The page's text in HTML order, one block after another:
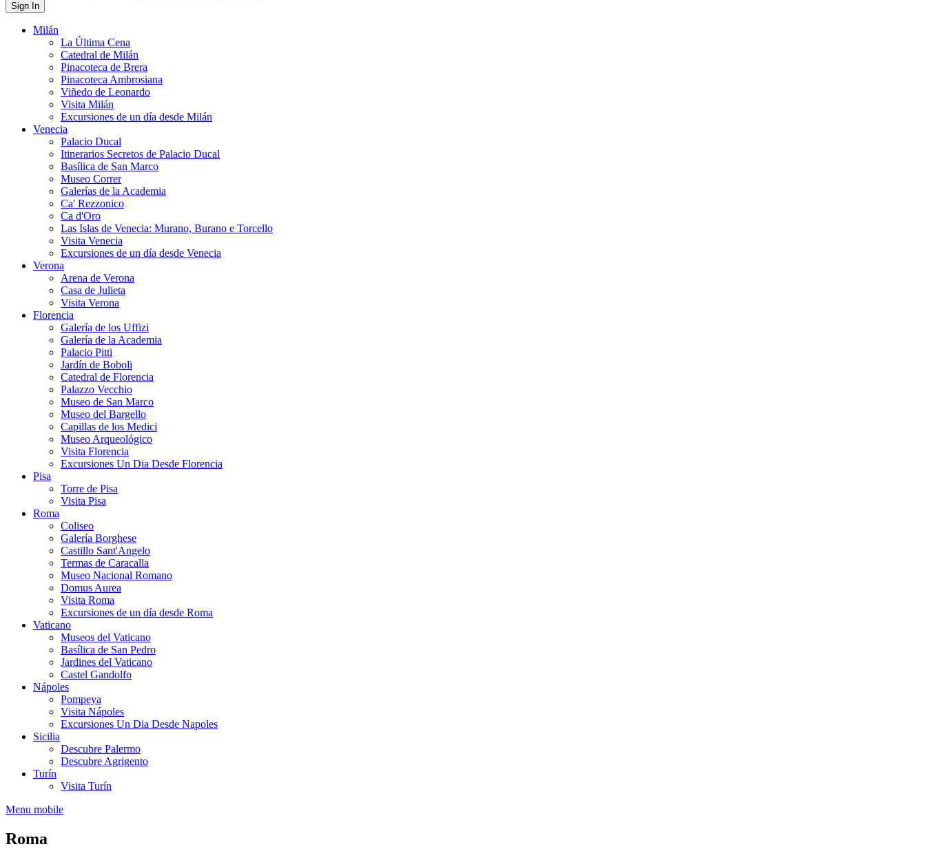
Sign In
Milán
La Última Cena
Catedral de Milán
Pinacoteca de Brera
Pinacoteca Ambrosiana
Viñedo de Leonardo
Visita Milán
Excursiones de un día desde Milán
Venecia
Palacio Ducal
Itinerarios Secretos de Palacio Ducal
Basílica de San Marco
Museo Correr
Galerías de la Academia
Ca' Rezzonico
Ca d'Oro
Las Islas de Venecia: Murano, Burano e Torcello
Visita Venecia
Excursiones de un día desde Venecia
Verona
Arena de Verona
Casa de Julieta
Visita Verona
Florencia
Galería de los Uffizi
Galería de la Academia
Palacio Pitti
Jardín de Boboli
Catedral de Florencia
Palazzo Vecchio
Museo de San Marco
Museo del Bargello
Capillas de los Medici
Museo Arqueológico
Visita Florencia
Excursiones Un Dia Desde Florencia
Pisa
Torre de Pisa
Visita Pisa
Roma
Coliseo
Galería Borghese
Castillo Sant'Angelo
Termas de Caracalla
Museo Nacional Romano
Domus Aurea
Visita Roma
Excursiones de un día desde Roma
Vaticano
Museos del Vaticano
Basílica de San Pedro
Jardines del Vaticano
Castel Gandolfo
Nápoles
Pompeya
Visita Nápoles
Excursiones Un Dia Desde Napoles
Sicilia
Descubre Palermo
Descubre Agrigento
Turín
Visita Turín
Menu mobile
Roma